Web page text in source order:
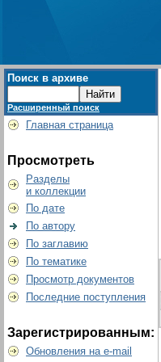
Поиск в архиве
Расширенный поиск
Главная страница
Просмотреть
Разделы
и коллекции
По дате
По автору
По заглавию
По тематике
Просмотр документов
Последние поступления
Зарегистрированным:
Обновления на e-mail